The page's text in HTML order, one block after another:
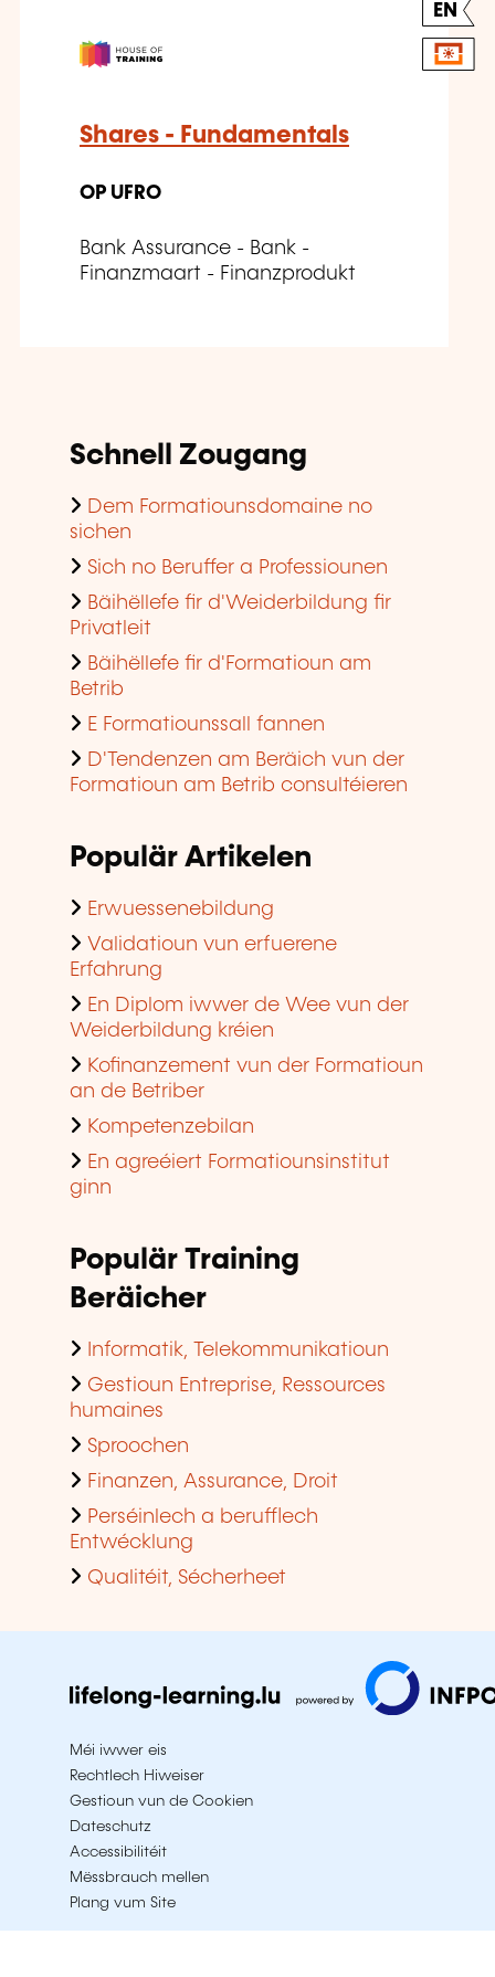
EN
Shares - Fundamentals
OP UFRO
Bank Assurance - Bank -
Finanzmaart - Finanzprodukt
Schnell Zougang
Dem Formatiounsdomaine no
sichen
Sich no Beruffer a Professiounen
Bäihëllefe fir d'Weiderbildung fir
Privatleit
Bäihëllefe fir d'Formatioun am
Betrib
E Formatiounssall fannen
D'Tendenzen am Beräich vun der
Formatioun am Betrib consultéieren
Populär Artikelen
Erwuessenebildung
Validatioun vun erfuerene
Erfahrung
En Diplom iwwer de Wee vun der
Weiderbildung kréien
Kofinanzement vun der Formatioun
an de Betriber
Kompetenzebilan
En agreéiert Formatiounsinstitut
ginn
Populär Training
Beräicher
Informatik, Telekommunikatioun
Gestioun Entreprise, Ressources
humaines
Sproochen
Finanzen, Assurance, Droit
Perséinlech a berufflech
Entwécklung
Qualitéit, Sécherheet
Méi iwwer eis
Rechtlech Hiweiser
Gestioun vun de Cookien
Dateschutz
Accessibilitéit
Mëssbrauch mellen
Plang vum Site